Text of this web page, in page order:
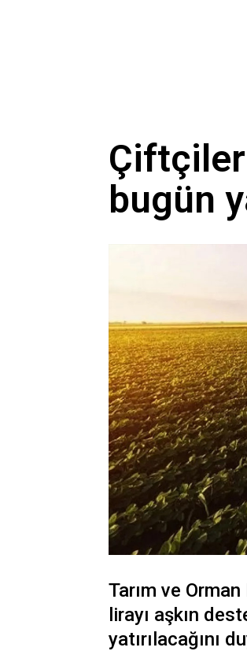
bugün
Tarım ve
lirayı aşkın
yatırılacağını